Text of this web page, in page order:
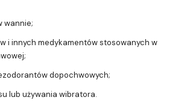
wannie;
i innych medykamentów stosowanych w
dopochwowych;
lub używania wibratora.